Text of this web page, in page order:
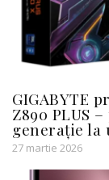
GIGABYTE
Z890 PLUS
generație la
27 martie 2026